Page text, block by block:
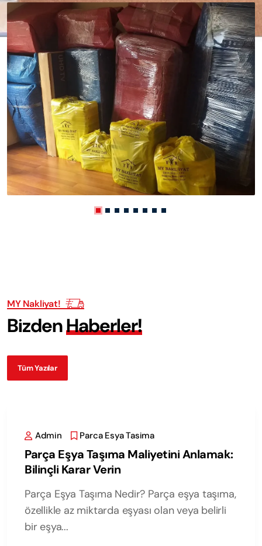
MY Nakliyat!
BizdenHaberler!
Tüm Yazılar
Admin Parca Esya Tasima
Parça Eşya Taşıma Maliyetini Anlamak:
Bilinçli Karar Verin
Parça Eşya Taşıma Nedir? Parça eşya taşıma,
özellikle az miktarda eşyası olan veya belirli
bir eşya...